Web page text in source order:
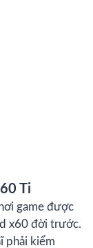
Ti
game được
x60 đời trước.
phải kiểm